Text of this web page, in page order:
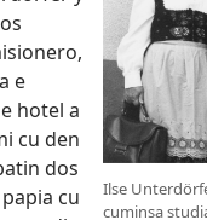
Ilse
cuminsa
e
hotel a
cu den
dos
cu